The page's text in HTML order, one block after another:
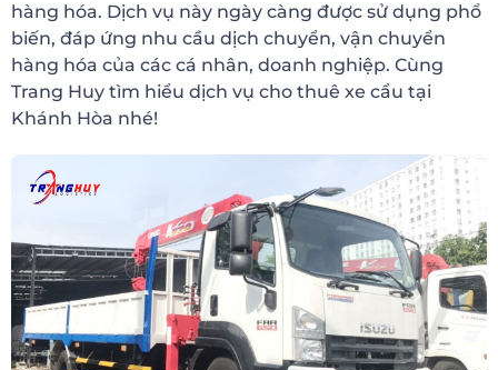
hàng hóa. Dịch vụ này ngày càng được sử dụng phổ
biến, đáp ứng nhu cầu dịch chuyển, vận chuyển
hàng hóa của các cá nhân, doanh nghiệp. Cùng
Trang Huy tìm hiểu dịch vụ cho thuê xe cẩu tại
Khánh Hòa nhé!